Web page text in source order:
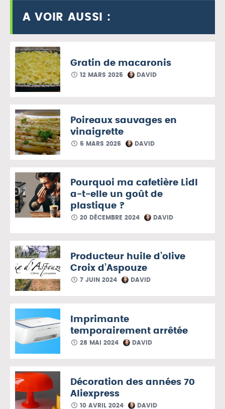
A VOIR AUSSI :
Gratin de macaronis
12 MARS 2025 DAVID
Poireaux sauvages en
vinaigrette
5 MARS 2025 DAVID
Pourquoi ma cafetière Lidl
a-t-elle un goût de
plastique ?
20 DÉCEMBRE 2024 DAVID
Producteur huile d’olive
Croix d’Aspouze
7 JUIN 2024 DAVID
Imprimante
temporairement arrêtée
28 MAI 2024 DAVID
Décoration des années 70
Aliexpress
10 AVRIL 2024 DAVID